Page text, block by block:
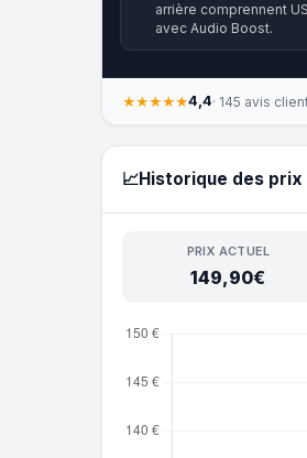
arrière comprennent
avec Audio Boost.
★★★★★4,4· 145 avis
📈Historique des prix
PRIX ACTUEL
149,90€